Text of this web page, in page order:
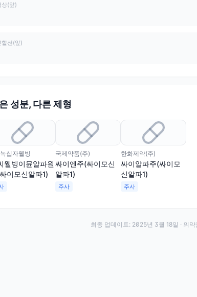
상(앞)
할선(앞)
성분, 다른 제형
십자웰빙
웰빙이뮨알파원
이모신알파1)
국제약품(주)
싸이엔주(싸이모신
알파1)
주사
한화제약(주)
싸이알파주(싸이모
신알파1)
주사
최종 업데이트: 2025년 3월 18일 · 의